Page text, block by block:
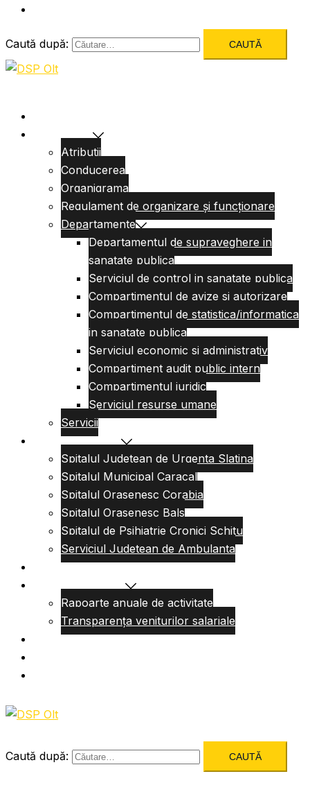
Caută după:
Atributii
Conducerea
Organigrama
Regulament de organizare și funcționare
Departamente
Departamentul de supraveghere in
sanatate publica
Serviciul de control in sanatate publica
Compartimentul de avize si autorizare
Compartimentul de statistica/informatica
in sanatate publica
Serviciul economic si administrativ
Compartiment audit public intern
Compartimentul juridic
Serviciul resurse umane
Servicii
Reteaua sanitara
Spitalul Judetean de Urgenta Slatina
Spitalul Municipal Caracal
Spitalul Orasenesc Corabia
Spitalul Orasenesc Bals
Spitalul de Psihiatrie Cronici Schitu
Serviciul Judetean de Ambulanta
Centre de permanenta
Rapoarte anuale de activitate
Transparența veniturilor salariale
Informatii utile
Caută după: